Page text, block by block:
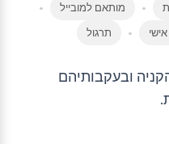
מותאם למובייל
תרגול
ובעקבותיהם